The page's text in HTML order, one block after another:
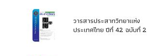
วารสารประสาทวิทยาแห่ง
ประเทศไทย ปีที่ 42 ฉบับที่ 2